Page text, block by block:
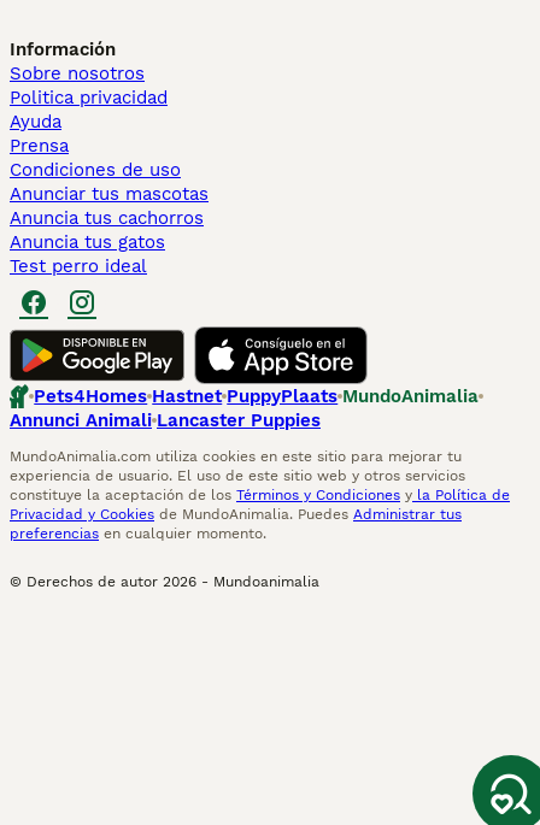
Información
Sobre nosotros
Politica privacidad
Ayuda
Prensa
Condiciones de uso
Anunciar tus mascotas
Anuncia tus cachorros
Anuncia tus gatos
Test perro ideal
Pets4Homes Hastnet PuppyPlaats MundoAnimalia
Annunci Animali Lancaster Puppies
MundoAnimalia.com utiliza cookies en este sitio para mejorar tu
experiencia de usuario. El uso de este sitio web y otros servicios
constituye la aceptación de los Términos y Condiciones y la Política de
Privacidad y Cookies de MundoAnimalia. Puedes Administrar tus
preferencias en cualquier momento.
© Derechos de autor 2026 - Mundoanimalia